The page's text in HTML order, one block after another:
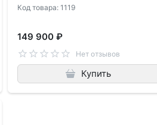
Код товара: 1119
149 900 ₽
Нет отзывов
Купить